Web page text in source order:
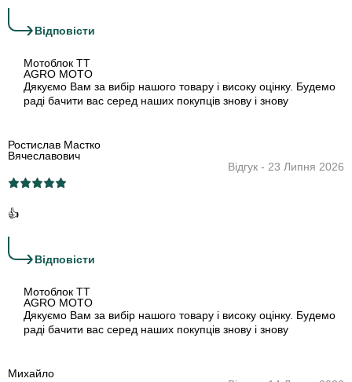
›Відповіcти
Мотоблок TT
AGRO MOTO
Дякуємо Вам за вибір нашого товару і високу оцінку. Будемо
раді бачити вас серед наших покупців знову і знову
Ростислав Мастко
Вячеславович
Відгук - 23 Липня 2026
👍
›Відповіcти
Мотоблок TT
AGRO MOTO
Дякуємо Вам за вибір нашого товару і високу оцінку. Будемо
раді бачити вас серед наших покупців знову і знову
Михайло